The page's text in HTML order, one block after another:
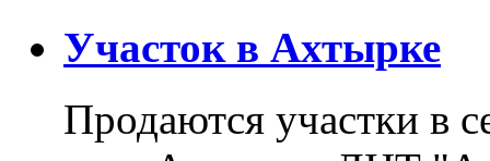
Участок в Ахтырке
Продаются участки в